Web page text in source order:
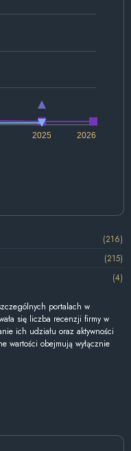
2026
2025
(216)
(215)
(4)
portalach w
się liczba recenzji firmy w
ich udziału oraz aktywności
wartości obejmują wyłącznie